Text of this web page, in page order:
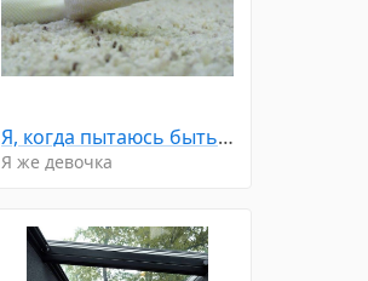
Я, когда пытаюсь быть милой
Я же девочка